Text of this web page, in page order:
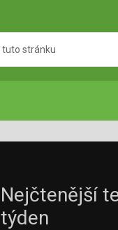
Nejčtenější
týden